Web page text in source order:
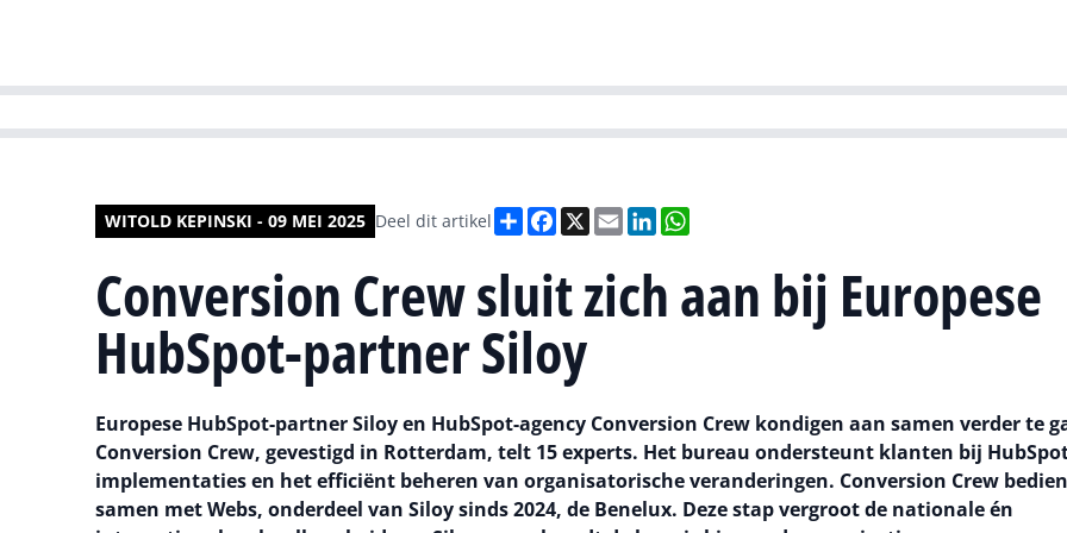
WITOLD KEPINSKI - 09 MEI 2025 Deel dit artikel DeelFacebook
X EmailLinkedIn
Conversion Crew sluit zich aan bij Europese
HubSpot-partner Siloy
Europese HubSpot-partner Siloy en HubSpot-agency Conversion Crew kondigen aan samen verder te
Conversion Crew, gevestigd in Rotterdam, telt 15 experts. Het bureau ondersteunt klanten bij
implementaties en het efficiënt beheren van organisatorische veranderingen. Conversion Crew
samen met Webs, onderdeel van Siloy sinds 2024, de Benelux. Deze stap vergroot de nationale én